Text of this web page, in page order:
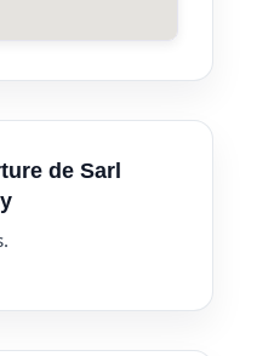
de Sarl